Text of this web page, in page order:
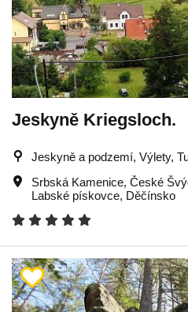
Jeskyně Kriegsloch.
Jeskyně a podzemí, Výlety,
Srbská Kamenice, České
Labské pískovce, Děčínsko